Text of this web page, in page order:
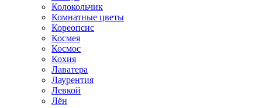
Колокольчик
Комнатные цветы
Кореопсис
Космея
Космос
Кохия
Лаватера
Лаурентия
Левкой
Лён